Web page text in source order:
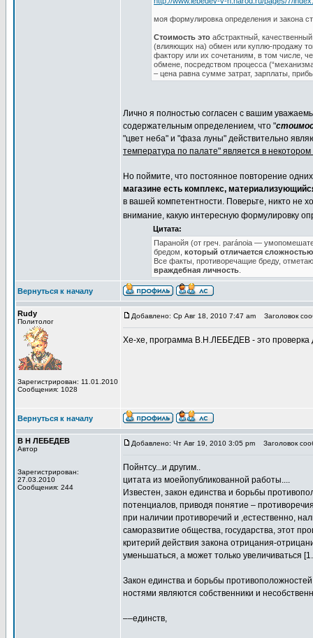
моя формулировка определения и закона
Стоимость это абстрактный,
(влияющих на) обмен или куплю-продажу
фактору или их сочетаниям, в том числе,
обмене, посредством процесса
– цена равна сумме затрат, зарплаты,
Лично я полностью согласен с вашим
содержательным определением, что "
"цвет неба" и "фаза луны" действительно
температура по палате" является в
Но поймите, что постоянное повторение
магазине есть комплекс,
в вашей компетентности. Поверьте, никто не
внимание, какую интересную формулировку
Цитата:
Паранойя (от греч. paránoia —
бредом, который отличается
Все факты, противоречащие бреду,
враждебная личность
Вернуться к началу
Rudy
Политолог
Зарегистрирован: 11.01.2010
Сообщения: 1028
Добавлено: Ср Авг 18, 2010 7:47 am Заголовок
Хе-хе, программа В.Н.ЛЕБЕДЕВ - это проверка
Вернуться к началу
В Н ЛЕБЕДЕВ
Автор
Зарегистрирован:
27.03.2010
Сообщения: 244
Добавлено: Чт Авг 19, 2010 3:05 pm Заголовок
Пойнтсу...и другим..
цитата из моейопубликованной работы....
Известен, закон единства и борьбы
потенциалов, приводя понятие –
при наличии противоречий и ,естественно,
саморазвитие общества, государства, этот
критерий действия закона отрицания-
уменьшаться, а может только увеличиваться
Закон единства и борьбы
ностями являются собственники и
––единств,